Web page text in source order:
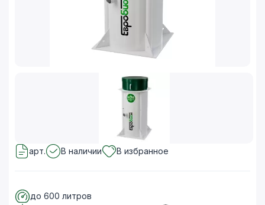
арт. В наличии В избранное
до 600 литров